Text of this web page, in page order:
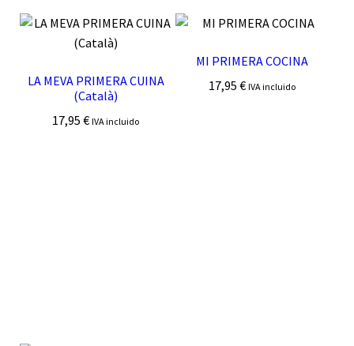
LA MEVA PRIMERA CUINA
(Català)
17,95€ IVA incluido
MI PRIMERA COCINA
17,95 € IVA incluido